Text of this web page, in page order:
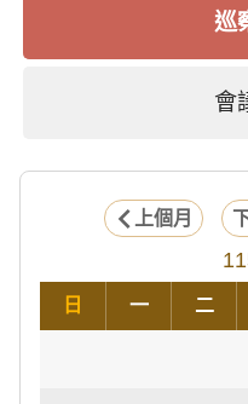
巡
會
上個月
日 一 二